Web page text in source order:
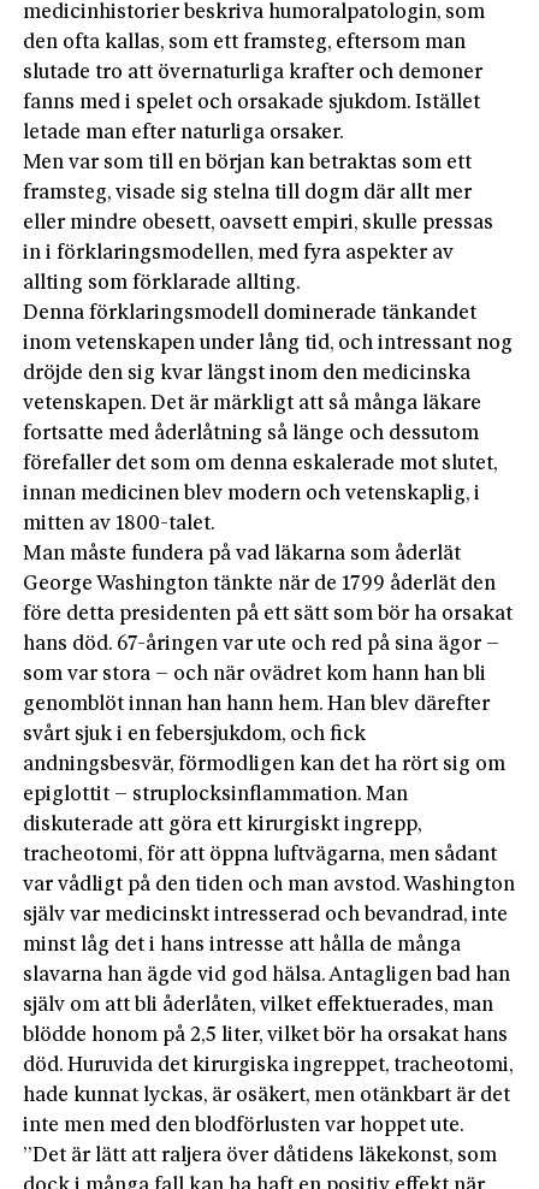
medicinhistorier beskriva humoralpatologin, som
den ofta kallas, som ett framsteg, eftersom man
slutade tro att övernaturliga krafter och demoner
fanns med i spelet och orsakade sjukdom. Istället
letade man efter naturliga orsaker.
Men var som till en början kan betraktas som ett
framsteg, visade sig stelna till dogm där allt mer
eller mindre obesett, oavsett empiri, skulle pressas
in i förklaringsmodellen, med fyra aspekter av
allting som förklarade allting.
Denna förklaringsmodell dominerade tänkandet
inom vetenskapen under lång tid, och intressant nog
dröjde den sig kvar längst inom den medicinska
vetenskapen. Det är märkligt att så många läkare
fortsatte med åderlåtning så länge och dessutom
förefaller det som om denna eskalerade mot slutet,
innan medicinen blev modern och vetenskaplig, i
mitten av 1800-talet.
Man måste fundera på vad läkarna som åderlät
George Washington tänkte när de 1799 åderlät den
före detta presidenten på ett sätt som bör ha orsakat
hans död. 67-åringen var ute och red på sina ägor –
som var stora – och när ovädret kom hann han bli
genomblöt innan han hann hem. Han blev därefter
svårt sjuk i en febersjukdom, och fick
andningsbesvär, förmodligen kan det ha rört sig om
epiglottit – struplocksinflammation. Man
diskuterade att göra ett kirurgiskt ingrepp,
tracheotomi, för att öppna luftvägarna, men sådant
var vådligt på den tiden och man avstod. Washington
själv var medicinskt intresserad och bevandrad, inte
minst låg det i hans intresse att hålla de många
slavarna han ägde vid god hälsa. Antagligen bad han
själv om att bli åderlåten, vilket effektuerades, man
blödde honom på 2,5 liter, vilket bör ha orsakat hans
död. Huruvida det kirurgiska ingreppet, tracheotomi,
hade kunnat lyckas, är osäkert, men otänkbart är det
inte men med den blodförlusten var hoppet ute.
”Det är lätt att raljera över då­tidens läkekonst, som